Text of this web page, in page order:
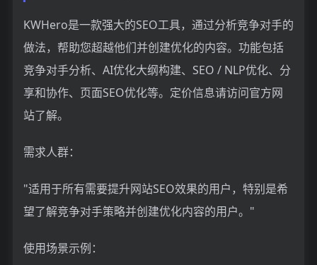
KWHero是一款强大的SEO工具，通过分析竞争对手的
做法，帮助您超越他们并创建优化的内容。功能包括
竞争对手分析、AI优化大纲构建、SEO / NLP优化、分
享和协作、页面SEO优化等。定价信息请访问官方网
站了解。
需求人群：
"适用于所有需要提升网站SEO效果的用户，特别是希
望了解竞争对手策略并创建优化内容的用户。"
使用场景示例：